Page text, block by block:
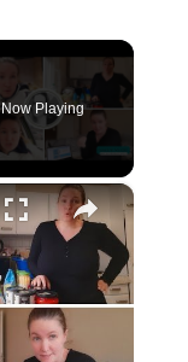
Now Playing
×